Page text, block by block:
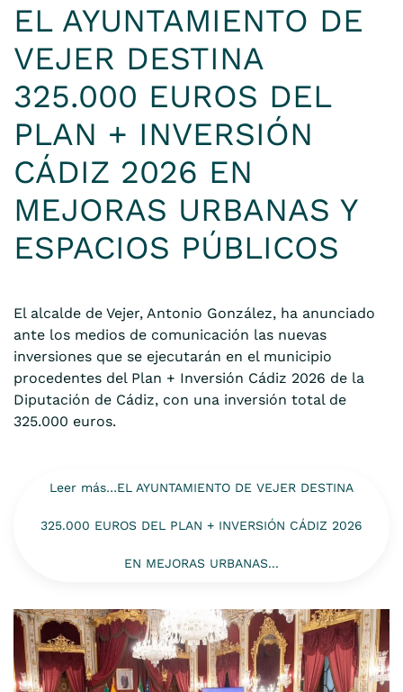
EL AYUNTAMIENTO DE
VEJER DESTINA
325.000 EUROS DEL
PLAN + INVERSIÓN
CÁDIZ 2026 EN
MEJORAS URBANAS Y
ESPACIOS PÚBLICOS
El alcalde de Vejer, Antonio González, ha anunciado
ante los medios de comunicación las nuevas
inversiones que se ejecutarán en el municipio
procedentes del Plan + Inversión Cádiz 2026 de la
Diputación de Cádiz, con una inversión total de
325.000 euros.
Leer más…EL AYUNTAMIENTO DE VEJER DESTINA
325.000 EUROS DEL PLAN + INVERSIÓN CÁDIZ 2026
EN MEJORAS URBANAS...